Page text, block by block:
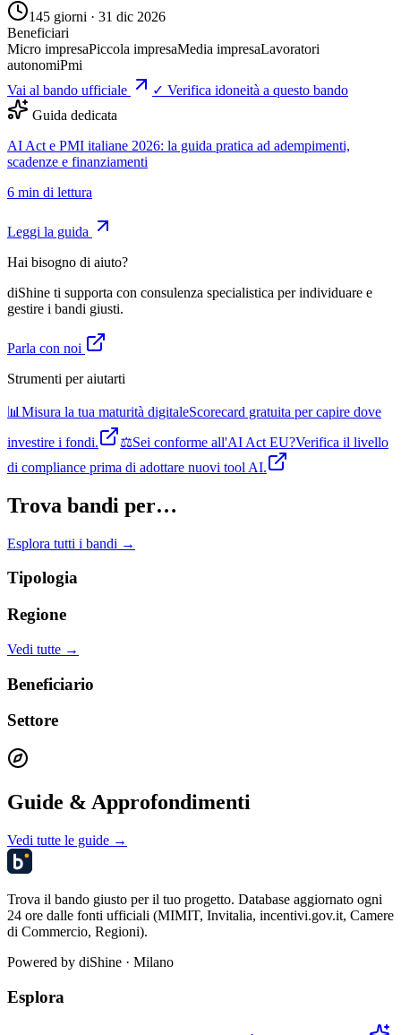
145 giorni · 31 dic 2026
Beneficiari
Micro impresaPiccola impresaMedia impresaLavoratori
autonomiPmi
Vai al bando ufficiale
✓ Verifica idoneità a questo bando
Guida dedicata
AI Act e PMI italiane 2026: la guida pratica ad adempimenti,
scadenze e finanziamenti
6 min di lettura
Leggi la guida
Hai bisogno di aiuto?
diShine ti supporta con consulenza specialistica per individuare e
gestire i bandi giusti.
Parla con noi
Strumenti per aiutarti
📊 Misura la tua maturità digitaleScorecard gratuita per capire dove
investire i fondi.
⚖️Sei conforme all'AI Act EU?Verifica il livello
di compliance prima di adottare nuovi tool AI.
Trova bandi per…
Esplora tutti i bandi →
Tipologia
Regione
Vedi tutte →
Beneficiario
Settore
Guide & Approfondimenti
Vedi tutte le guide →
Trova il bando giusto per il tuo progetto. Database aggiornato ogni
24 ore dalle fonti ufficiali (MIMIT, Invitalia, incentivi.gov.it, Camere
di Commercio, Regioni).
Powered by diShine · Milano
Esplora